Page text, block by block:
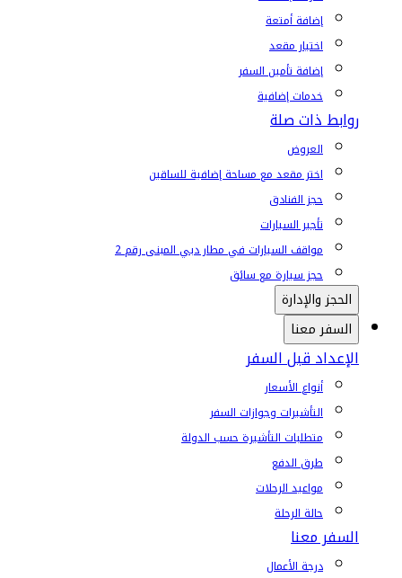
إضافة أمتعة
اختيار مقعد
إضافة تأمين السفر
خدمات إضافية
روابط ذات صلة
العروض
اختر مقعد مع مساحة إضافية للساقين
حجز الفنادق
تأجير السيارات
مواقف السيارات في مطار دبي المبنى رقم 2
حجز سيارة مع سائق
الحجز والإدارة
السفر معنا
الإعداد قبل السفر
أنواع الأسعار
التأشيرات وجوازات السفر
متطلبات التأشيرة حسب الدولة
طرق الدفع
مواعيد الرحلات
حالة الرحلة
السفر معنا
درجة الأعمال